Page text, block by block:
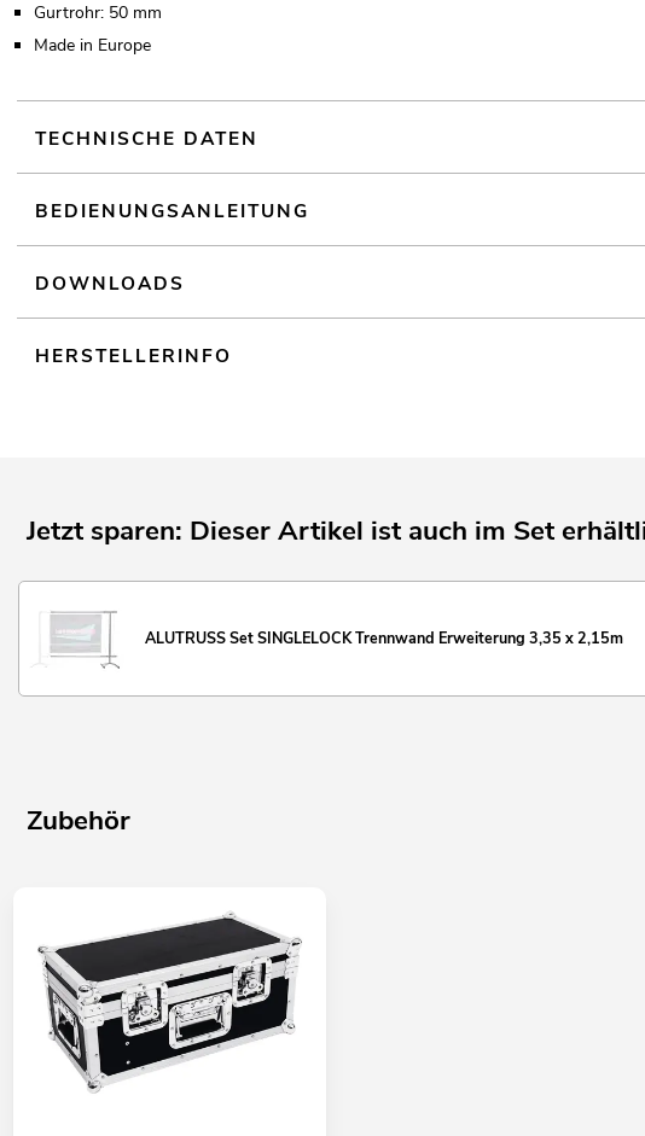
Gurtrohr: 50 mm
Made in Europe
TECHNISCHE DATEN
BEDIENUNGSANLEITUNG
DOWNLOADS
HERSTELLERINFO
Jetzt sparen: Dieser Artikel ist auch im Set
ALUTRUSS Set SINGLELOCK Trennwand Erweiterung 3,35 x 2,15m
Zubehör